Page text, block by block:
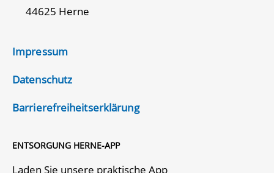
44625 Herne
Impressum
Datenschutz
Barrierefreiheitserklärung
ENTSORGUNG HERNE-APP
Laden Sie unsere praktische App